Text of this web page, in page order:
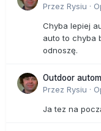
Przez Rysiu ·
Chyba lepiej
auto to chyba
odnoszę.
Outdoor
Przez Rysiu ·
Ja tez na